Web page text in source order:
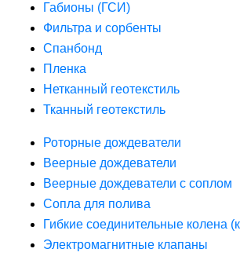
Габионы (ГСИ)
Фильтра и сорбенты
Спанбонд
Пленка
Нетканный геотекстиль
Тканный геотекстиль
Роторные дождеватели
Веерные дождеватели
Веерные дождеватели с соплом
Сопла для полива
Гибкие соединительные колена
Электромагнитные клапаны